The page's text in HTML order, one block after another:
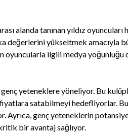
alanda tanınan yıldız
değerlerini yükseltmek amacıyla
oyuncularla ilgili medya
yeteneklere yöneliyor. Bu
satabilmeyi hedefliyorlar.
Ayrıca, genç yeteneklerin
bir avantaj sağlıyor.